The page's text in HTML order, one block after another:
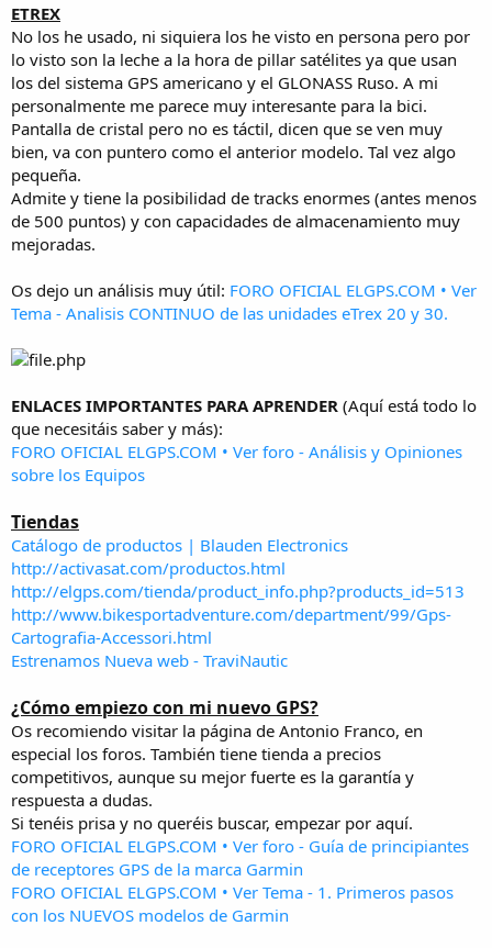
ETREX
No los he usado, ni siquiera los he visto en persona pero por
lo visto son la leche a la hora de pillar satélites ya que usan
los del sistema GPS americano y el GLONASS Ruso. A mi
personalmente me parece muy interesante para la bici.
Pantalla de cristal pero no es táctil, dicen que se ven muy
bien, va con puntero como el anterior modelo. Tal vez algo
pequeña.
Admite y tiene la posibilidad de tracks enormes (antes menos
de 500 puntos) y con capacidades de almacenamiento muy
mejoradas.
Os dejo un análisis muy útil: FORO OFICIAL ELGPS.COM • Ver
Tema - Analisis CONTINUO de las unidades eTrex 20 y 30.
ENLACES IMPORTANTES PARA APRENDER (Aquí está todo lo
que necesitáis saber y más):
FORO OFICIAL ELGPS.COM • Ver foro - Análisis y Opiniones
sobre los Equipos
Tiendas
Catálogo de productos | Blauden Electronics
http://activasat.com/productos.html
http://elgps.com/tienda/product_info.php?products_id=513
http://www.bikesportadventure.com/department/99/Gps-
Cartografia-Accessori.html
Estrenamos Nueva web - TraviNautic
¿Cómo empiezo con mi nuevo GPS?
Os recomiendo visitar la página de Antonio Franco, en
especial los foros. También tiene tienda a precios
competitivos, aunque su mejor fuerte es la garantía y
respuesta a dudas.
Si tenéis prisa y no queréis buscar, empezar por aquí.
FORO OFICIAL ELGPS.COM • Ver foro - Guía de principiantes
de receptores GPS de la marca Garmin
FORO OFICIAL ELGPS.COM • Ver Tema - 1. Primeros pasos
con los NUEVOS modelos de Garmin